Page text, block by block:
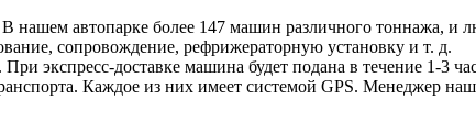
автопарке более 147 машин различного тоннажа, и
сопровождение, рефрижераторную установку и т. д.
экспресс-доставке машина будет подана в течение 1-3
Каждое из них имеет системой GPS. Менеджер